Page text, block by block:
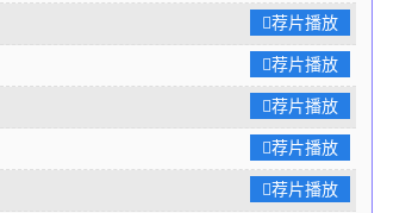
荐片播放
荐片播放
荐片播放
荐片播放
荐片播放